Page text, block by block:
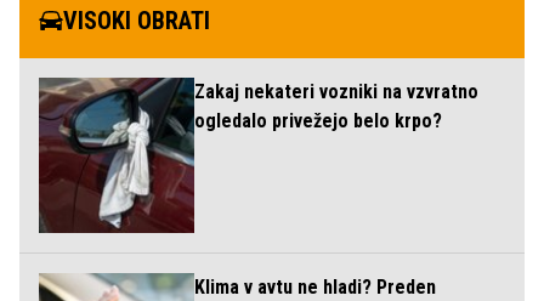
VISOKI OBRATI
Zakaj nekateri vozniki na vzvratno
ogledalo privežejo belo krpo?
Klima v avtu ne hladi? Preden